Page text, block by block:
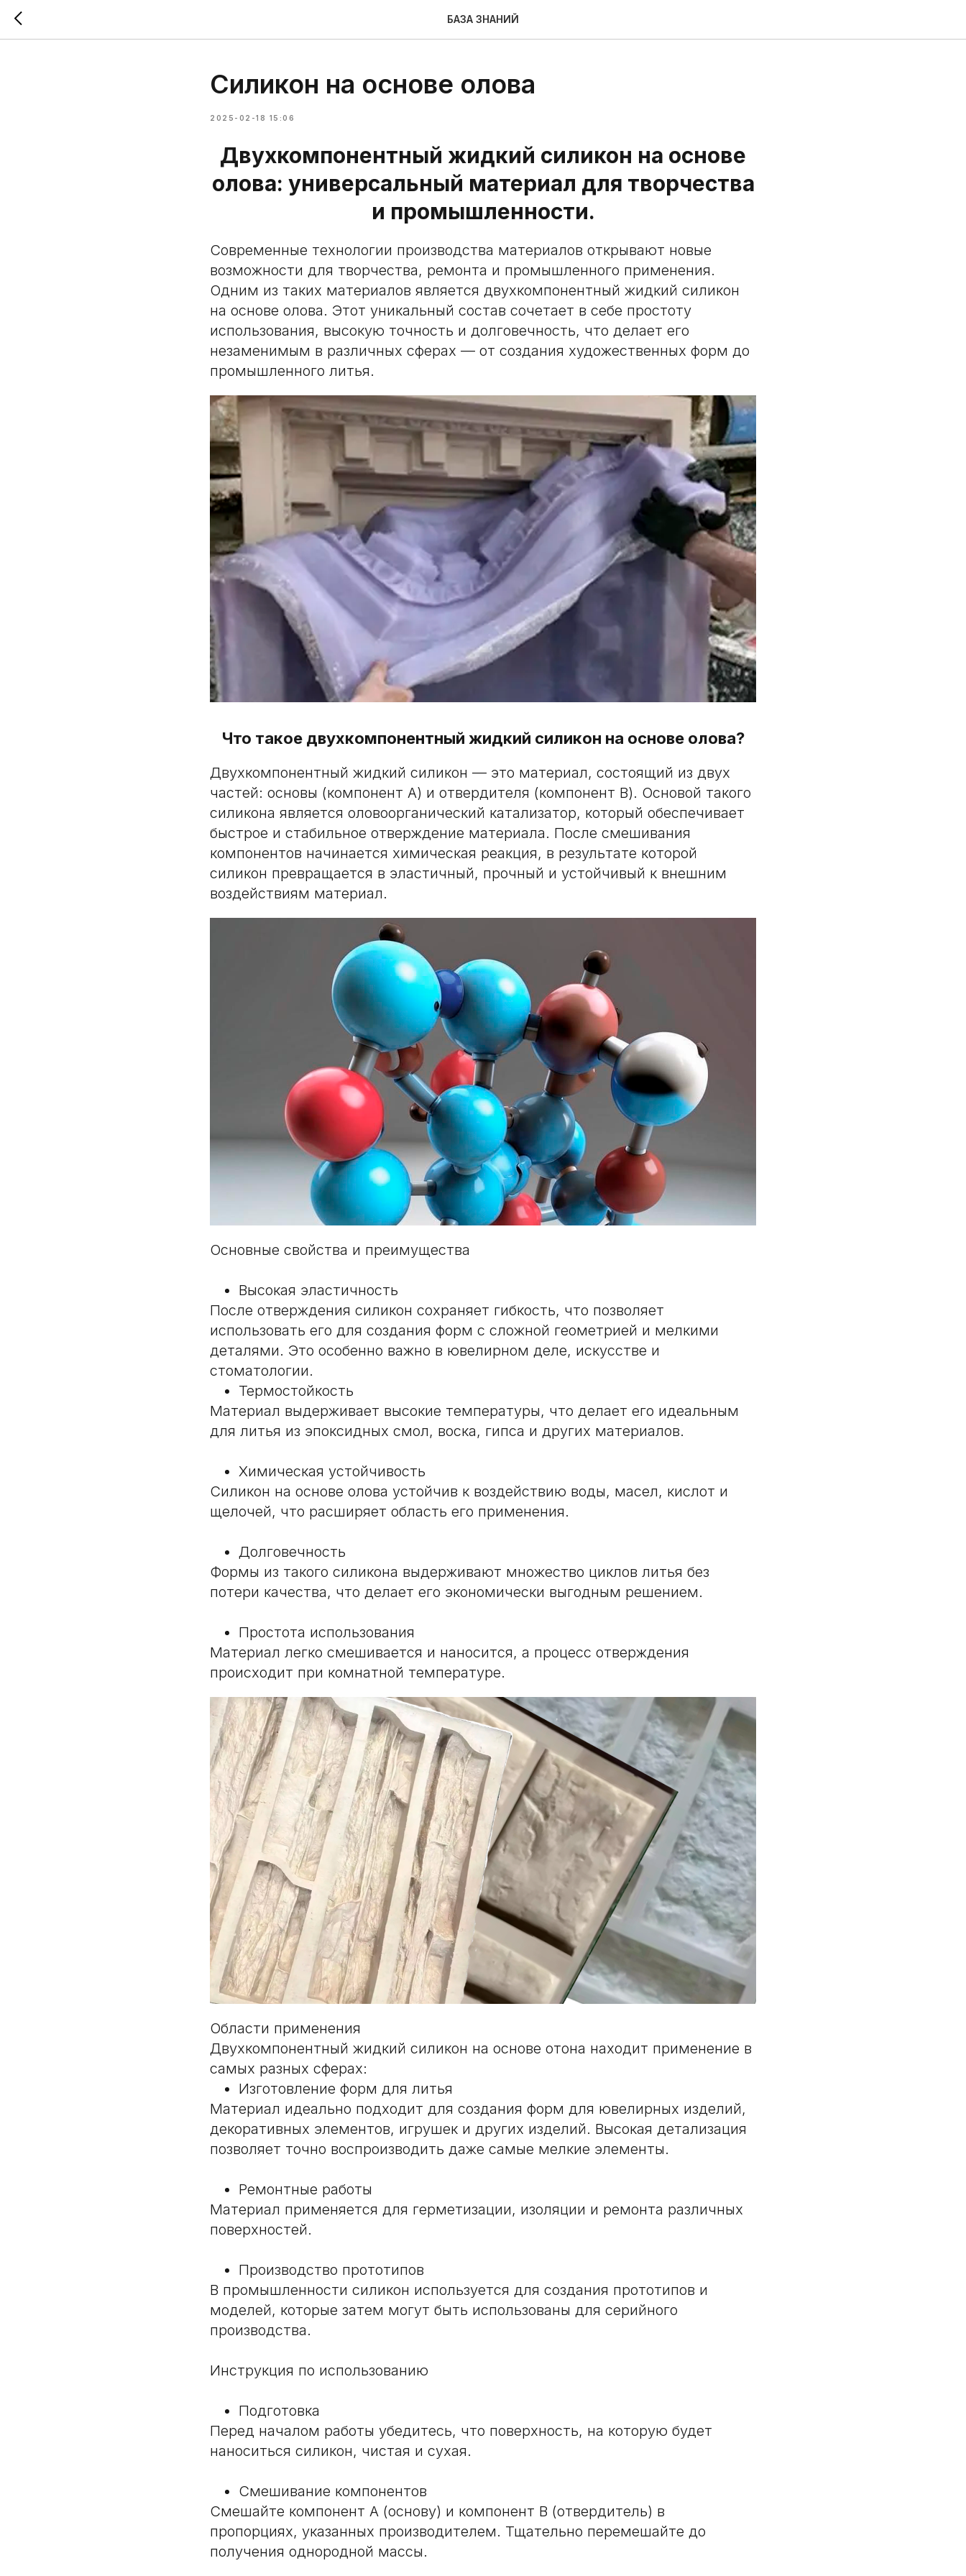
БАЗА ЗНАНИЙ
Силикон на основе олова
2025-02-18 15:06
Двухкомпонентный жидкий силикон на основе
олова: универсальный материал для творчества
и промышленности.
Современные технологии производства материалов открывают новые
возможности для творчества, ремонта и промышленного применения.
Одним из таких материалов является двухкомпонентный жидкий силикон
на основе олова. Этот уникальный состав сочетает в себе простоту
использования, высокую точность и долговечность, что делает его
незаменимым в различных сферах — от создания художественных форм до
промышленного литья.
Что такое двухкомпонентный жидкий силикон на основе олова?
Двухкомпонентный жидкий силикон — это материал, состоящий из двух
частей: основы (компонент А) и отвердителя (компонент В). Основой такого
силикона является оловоорганический катализатор, который обеспечивает
быстрое и стабильное отверждение материала. После смешивания
компонентов начинается химическая реакция, в результате которой
силикон превращается в эластичный, прочный и устойчивый к внешним
воздействиям материал.
Основные свойства и преимущества
Высокая эластичность
После отверждения силикон сохраняет гибкость, что позволяет
использовать его для создания форм с сложной геометрией и мелкими
деталями. Это особенно важно в ювелирном деле, искусстве и
стоматологии.
Термостойкость
Материал выдерживает высокие температуры, что делает его идеальным
для литья из эпоксидных смол, воска, гипса и других материалов.
Химическая устойчивость
Силикон на основе олова устойчив к воздействию воды, масел, кислот и
щелочей, что расширяет область его применения.
Долговечность
Формы из такого силикона выдерживают множество циклов литья без
потери качества, что делает его экономически выгодным решением.
Простота использования
Материал легко смешивается и наносится, а процесс отверждения
происходит при комнатной температуре.
Области применения
Двухкомпонентный жидкий силикон на основе отона находит применение в
самых разных сферах:
Изготовление форм для литья
Материал идеально подходит для создания форм для ювелирных изделий,
декоративных элементов, игрушек и других изделий. Высокая детализация
позволяет точно воспроизводить даже самые мелкие элементы.
Ремонтные работы
Материал применяется для герметизации, изоляции и ремонта различных
поверхностей.
Производство прототипов
В промышленности силикон используется для создания прототипов и
моделей, которые затем могут быть использованы для серийного
производства.
Инструкция по использованию
Подготовка
Перед началом работы убедитесь, что поверхность, на которую будет
наноситься силикон, чистая и сухая.
Смешивание компонентов
Смешайте компонент А (основу) и компонент В (отвердитель) в
пропорциях, указанных производителем. Тщательно перемешайте до
получения однородной массы.